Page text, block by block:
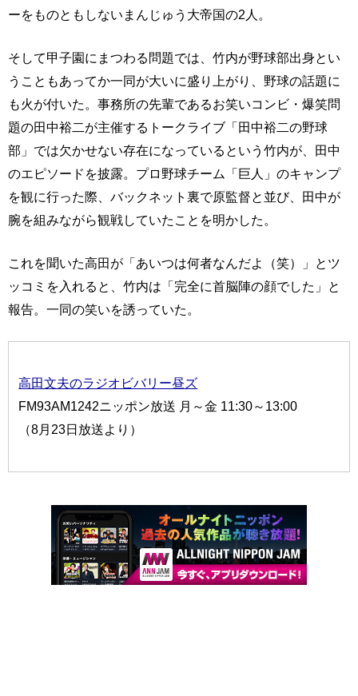
ーをものともしないまんじゅう大帝国の2人。
そして甲子園にまつわる問題では、竹内が野球部出身とい
うこともあってか一同が大いに盛り上がり、野球の話題に
も火が付いた。事務所の先輩であるお笑いコンビ・爆笑問
題の田中裕二が主催するトークライブ「田中裕二の野球
部」では欠かせない存在になっているという竹内が、田中
のエピソードを披露。プロ野球チーム「巨人」のキャンプ
を観に行った際、バックネット裏で原監督と並び、田中が
腕を組みながら観戦していたことを明かした。
これを聞いた高田が「あいつは何者なんだよ（笑）」とツ
ッコミを入れると、竹内は「完全に首脳陣の顔でした」と
報告。一同の笑いを誘っていた。
高田文夫のラジオビバリー昼ズ
FM93AM1242ニッポン放送 月～金 11:30～13:00
（8月23日放送より）